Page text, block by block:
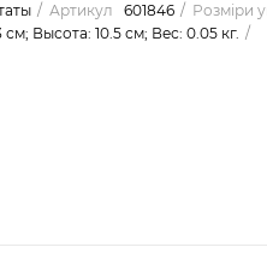
Артикул 601846
Розміри
Высота: 10.5 см; Вес: 0.05 кг.